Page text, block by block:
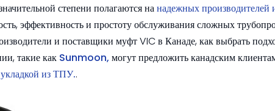
степени полагаются нанадежных производителей
эффективность и простоту обслуживания сложных
и поставщики муфт VIC в Канаде, как выбрать
такие как Sunmoon, могут предложить канадским
из ТПУ..